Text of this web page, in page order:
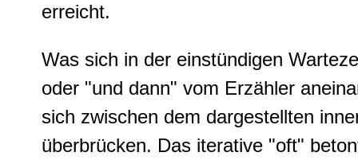
erreicht.
Was sich in der einstündigen
oder "und dann" vom Erzähler
sich zwischen dem dargestellten
überbrücken. Das iterative "oft"